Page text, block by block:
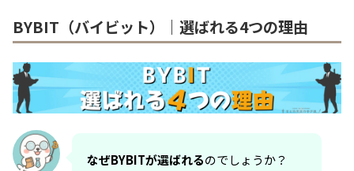
BYBIT（バイビット）｜選ばれる4つの理由
なぜBYBITが選ばれるのでしょうか？